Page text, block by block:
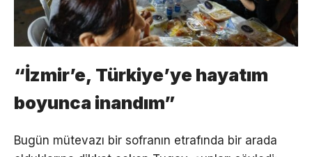
“İzmir’e, Türkiye’ye hayatım
boyunca inandım”
Bugün mütevazı bir sofranın etrafında bir arada